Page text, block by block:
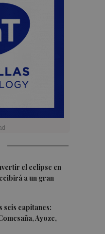
el eclipse en
a un gran
seis capitanes:
Ayoze,